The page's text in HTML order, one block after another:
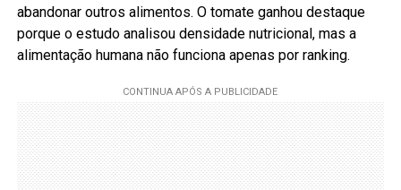
abandonar outros alimentos. O tomate ganhou destaque
porque o estudo analisou densidade nutricional, mas a
alimentação humana não funciona apenas por ranking.